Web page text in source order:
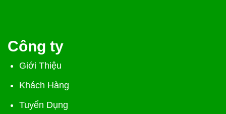
Công ty
Giới Thiệu
Khách Hàng
Tuyển Dụng